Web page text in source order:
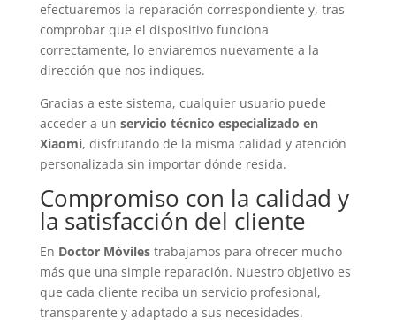
efectuaremos la reparación correspondiente y, tras
comprobar que el dispositivo funciona
correctamente, lo enviaremos nuevamente a la
dirección que nos indiques.
Gracias a este sistema, cualquier usuario puede
acceder a un servicio técnico especializado en
Xiaomi, disfrutando de la misma calidad y atención
personalizada sin importar dónde resida.
Compromiso con la calidad y
la satisfacción del cliente
En Doctor Móvilestrabajamos para ofrecer mucho
más que una simple reparación. Nuestro objetivo es
que cada cliente reciba un servicio profesional,
transparente y adaptado a sus necesidades.